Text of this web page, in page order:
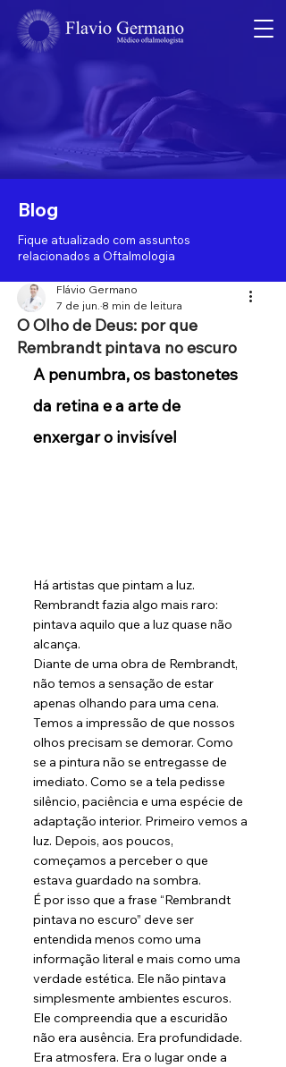
Blog
Fique atualizado com assuntos
relacionados a Oftalmologia
O Olho de Deus: por que
Rembrandt pintava no escuro
Flávio Germano
7 de jun. 8 min de leitura
A penumbra, os bastonetes
da retina e a arte de
enxergar o invisível
Há artistas que pintam a luz.
Rembrandt fazia algo mais raro:
pintava aquilo que a luz quase não
alcança.
Diante de uma obra de Rembrandt,
não temos a sensação de estar
apenas olhando para uma cena.
Temos a impressão de que nossos
olhos precisam se demorar. Como
se a pintura não se entregasse de
imediato. Como se a tela pedisse
silêncio, paciência e uma espécie de
adaptação interior. Primeiro vemos a
luz. Depois, aos poucos,
começamos a perceber o que
estava guardado na sombra.
É por isso que a frase “Rembrandt
pintava no escuro” deve ser
entendida menos como uma
informação literal e mais como uma
verdade estética. Ele não pintava
simplesmente ambientes escuros.
Ele compreendia que a escuridão
não era ausência. Era profundidade.
Era atmosfera. Era o lugar onde a